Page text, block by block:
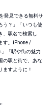
発見できる無料サ
う？」「いつも使
、駅名で検索し
す。iPhone /
「駅や街の魅力
の駅と街で、あな
ますように！